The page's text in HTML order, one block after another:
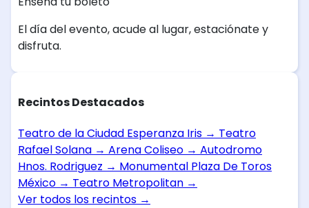
El día del evento, acude al lugar, estaciónate y
disfruta.
Recintos Destacados
Teatro de la Ciudad Esperanza Iris → Teatro
Rafael Solana → Arena Coliseo → Autodromo
Hnos. Rodriguez → Monumental Plaza De Toros
México → Teatro Metropolitan →
Ver todos los recintos →